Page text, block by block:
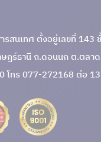
รสนเทศ ตั้งอยู่เลขที่ 143
ฎร์ธานี ถ.ดอนนก ต.ตลา
โทร 077-272168 ต่อ